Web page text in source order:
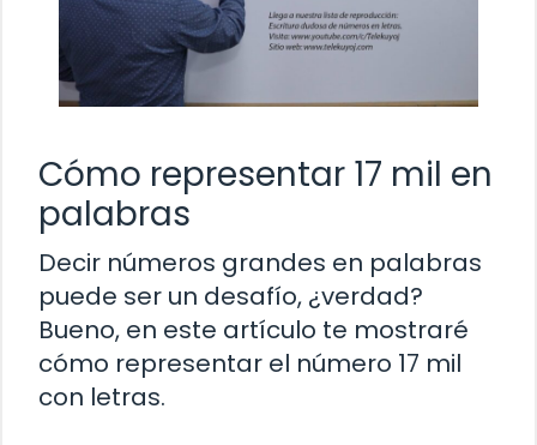
Cómo representar 17 mil en
palabras
Decir números grandes en palabras
puede ser un desafío, ¿verdad?
Bueno, en este artículo te mostraré
cómo representar el número 17 mil
con letras.